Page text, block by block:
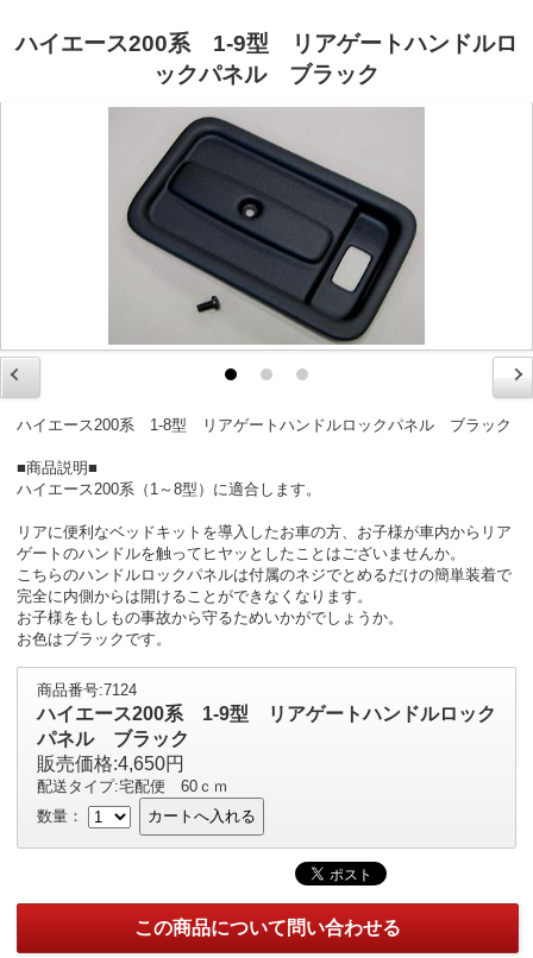
ハイエース200系 1-9型 リアゲートハンドルロ
ックパネル ブラック
ハイエース200系 1-8型 リアゲートハンドルロックパネル ブラック
■商品説明■
ハイエース200系（1～8型）に適合します。
リアに便利なベッドキットを導入したお車の方、お子様が車内からリア
ゲートのハンドルを触ってヒヤッとしたことはございませんか。
こちらのハンドルロックパネルは付属のネジでとめるだけの簡単装着で
完全に内側からは開けることができなくなります。
お子様をもしもの事故から守るためいかがでしょうか。
お色はブラックです。
商品番号:7124
ハイエース200系 1-9型 リアゲートハンドルロック
パネル ブラック
販売価格:4,650円
配送タイプ:宅配便 60ｃｍ
数量：
カートへ入れる
この商品について問い合わせる